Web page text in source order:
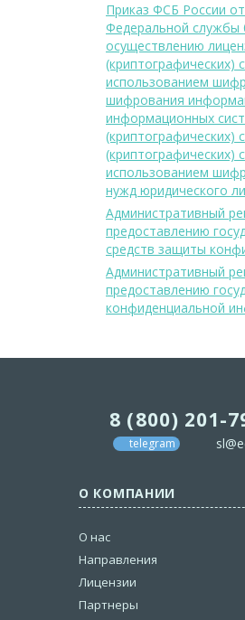
Приказ ФСБ России
Федеральной службы
осуществлению
использованием
шифрования
информационных
(криптографических)
использованием
нужд юридического
Административный
предоставлению
средств защиты
Административный
предоставлению
конфиденциальной
8 (800) 201-
telegram
О КОМПАНИИ
О нас
Направления
Лицензии
Партнеры